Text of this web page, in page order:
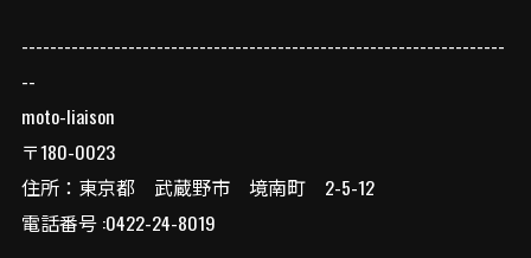
--------------------------------------------------------------------
--
moto-liaison
〒180-0023
住所：東京都 武蔵野市 境南町 2-5-12
電話番号 :0422-24-8019